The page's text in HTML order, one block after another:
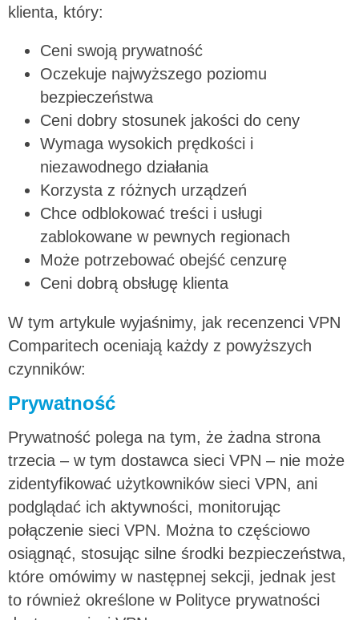
klienta, który:
Ceni swoją prywatność
Oczekuje najwyższego poziomu
bezpieczeństwa
Ceni dobry stosunek jakości do ceny
Wymaga wysokich prędkości i
niezawodnego działania
Korzysta z różnych urządzeń
Chce odblokować treści i usługi
zablokowane w pewnych regionach
Może potrzebować obejść cenzurę
Ceni dobrą obsługę klienta
W tym artykule wyjaśnimy, jak recenzenci VPN
Comparitech oceniają każdy z powyższych
czynników:
Prywatność
Prywatność polega na tym, że żadna strona
trzecia – w tym dostawca sieci VPN – nie może
zidentyfikować użytkowników sieci VPN, ani
podglądać ich aktywności, monitorując
połączenie sieci VPN. Można to częściowo
osiągnąć, stosując silne środki bezpieczeństwa,
które omówimy w następnej sekcji, jednak jest
to również określone w Polityce prywatności